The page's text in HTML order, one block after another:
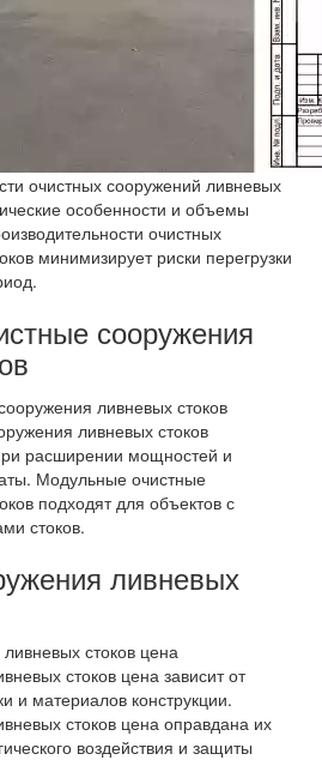
очистных сооружений ливневых
особенности и объемы
очистных
минимизирует риски перегрузки
сооружения
ливневых стоков
расширении мощностей и
Модульные очистные
подходят для объектов с
стоков.
ливневых
стоков цена зависит от
и материалов конструкции.
стоков цена оправдана их
воздействия и защиты